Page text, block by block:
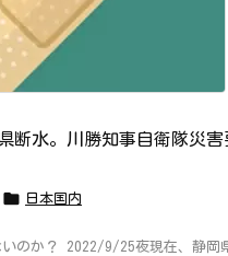
断水。川勝知事自衛隊災害
 日本国内
いのか？ 2022/9/25夜現在、静岡